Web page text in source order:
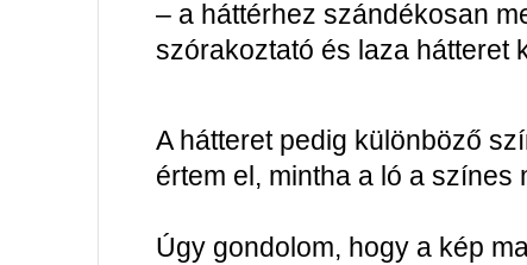
– a háttérhez szándékosan
szórakoztató és laza hátteret
A hátteret pedig különböző
értem el, mintha a ló a színes
Úgy gondolom, hogy a kép